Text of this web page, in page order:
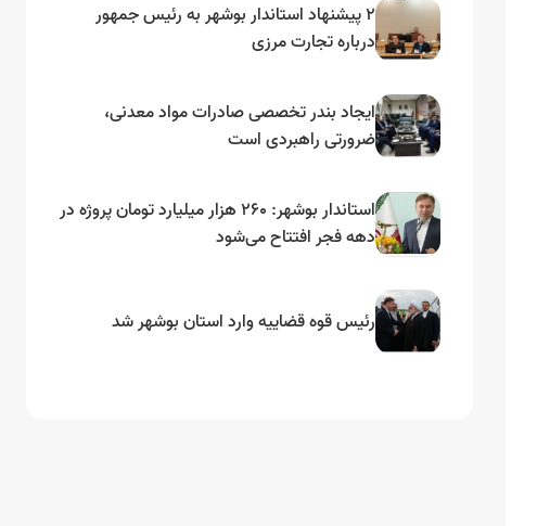
۲ پیشنهاد استاندار بوشهر به رئیس جمهور
درباره تجارت مرزی
ایجاد بندر تخصصی صادرات مواد معدنی،
ضرورتی راهبردی است
استاندار بوشهر: ۲۶۰ هزار میلیارد تومان پروژه در
دهه فجر افتتاح می‌شود
رئیس قوه قضاییه وارد استان بوشهر شد